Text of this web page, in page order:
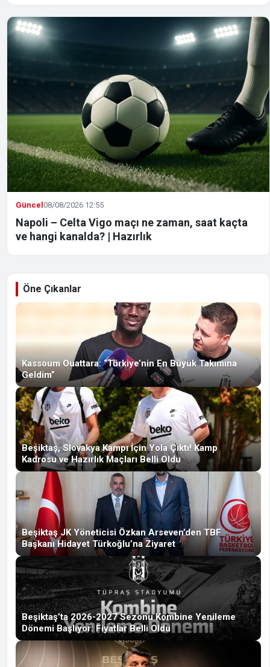
Güncel08/08/2026 12:55
Napoli – Celta Vigo maçı ne zaman, saat kaçta
ve hangi kanalda? | Hazırlık
Öne Çıkanlar
Kassoum Ouattara: “Türkiye’nin En Büyük Takımına
Geldim”
Beşiktaş, Slovakya Kampı İçin Yola Çıktı! Kamp
Kadrosu ve Hazırlık Maçları Belli Oldu
Beşiktaş JK Yöneticisi Özkan Arseven’den TBF
Başkanı Hidayet Türkoğlu’na Ziyaret
Beşiktaş’ta 2026-2027 Sezonu Kombine Yenileme
Dönemi Başlıyor: Fiyatlar Belli Oldu